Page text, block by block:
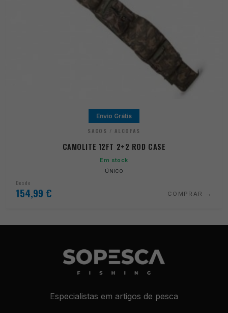
Envio Grátis
SACOS / ALCOFAS
CAMOLITE 12FT 2+2 ROD CASE
Em stock
ÚNICO
Desde
154,99 € COMPRAR
Especialistas em artigos de pesca